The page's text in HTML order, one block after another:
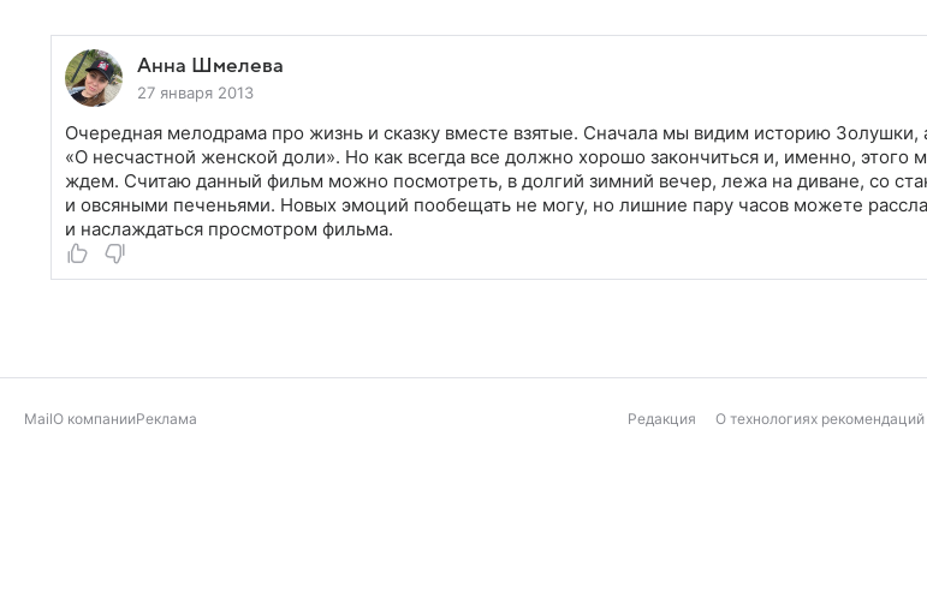
Анна Шмелева
27 января 2013
Очередная мелодрама про жизнь и сказку вместе взятые. Сначала мы видим историю Золушки,
«О несчастной женской доли». Но как всегда все должно хорошо закончиться и, именно, этого
ждем. Считаю данный фильм можно посмотреть, в долгий зимний вечер, лежа на диване, со
и овсяными печеньями. Новых эмоций пообещать не могу, но лишние пару часов можете
и наслаждаться просмотром фильма.
MailО компанииРеклама Редакция О технологиях рекомендаций